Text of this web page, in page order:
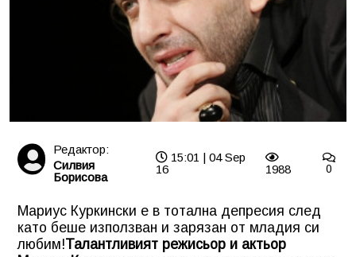
Редактор:
Силвия
Борисова
15:01 | 04 Sep
16
1988 0
Мариус Куркински е в тотална депресия след
като беше използван и зарязан от младия си
любим!Талантливият режисьор и актьор